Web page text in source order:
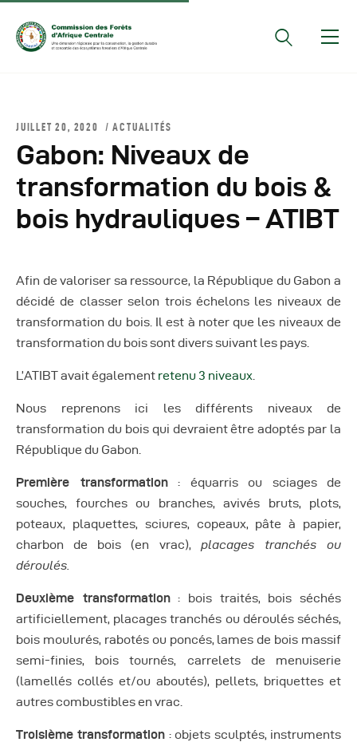
Conseils Des Ministres
Comptes Rendus De
Réunions Sous-
Régionales
Rapports
COMIFAC Newsletter
Réunions Réseaux
CEFDHAC
JUILLET 20, 2020 ACTUALITÉS
Gabon: Niveaux de
transformation du bois &
bois hydrauliques – ATIBT
Afin de valoriser sa ressource, la République du Gabon a
décidé de classer selon trois échelons les niveaux de
transformation du bois. Il est à noter que les niveaux de
transformation du bois sont divers suivant les pays.
L’ATIBT avait également retenu 3 niveaux
Nous reprenons ici les différents niveaux de
transformation du bois qui devraient être adoptés par la
République du Gabon.
Première transformation: équarris ou sciages de
souches, fourches ou branches, avivés bruts, plots,
poteaux, plaquettes, sciures, copeaux, pâte à papier,
charbon de bois (en vrac), placages tranchés ou
déroulés.
Deuxième transformation: bois traités, bois séchés
artificiellement, placages tranchés ou déroulés séchés,
bois moulurés, rabotés ou poncés, lames de bois massif
semi-finies, bois tournés, carrelets de menuiserie
(lamellés collés et/ou aboutés), pellets, briquettes et
autres combustibles en vrac.
Troisième transformation : objets sculptés, instruments